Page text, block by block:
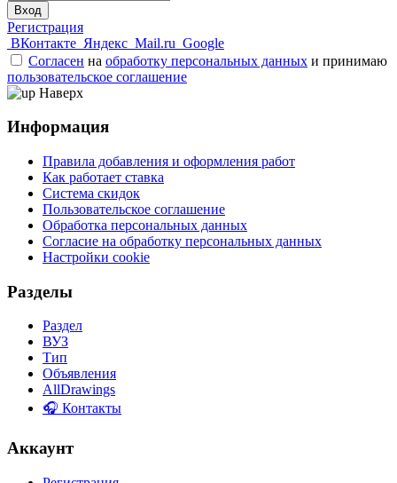
Вход
Регистрация
ВКонтакте Яндекс Mail.ru Google
Согласен на обработку персональных данных и принимаю
пользовательское соглашение
Наверх
Информация
Правила добавления и оформления работ
Как работает ставка
Система скидок
Пользовательское соглашение
Обработка персональных данных
Согласие на обработку персональных данных
Настройки cookie
Разделы
Раздел
ВУЗ
Тип
Объявления
AllDrawings
🎧 Контакты
Аккаунт